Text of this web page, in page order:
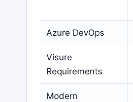
Azure DevOps
Visure
Requirements
Modern